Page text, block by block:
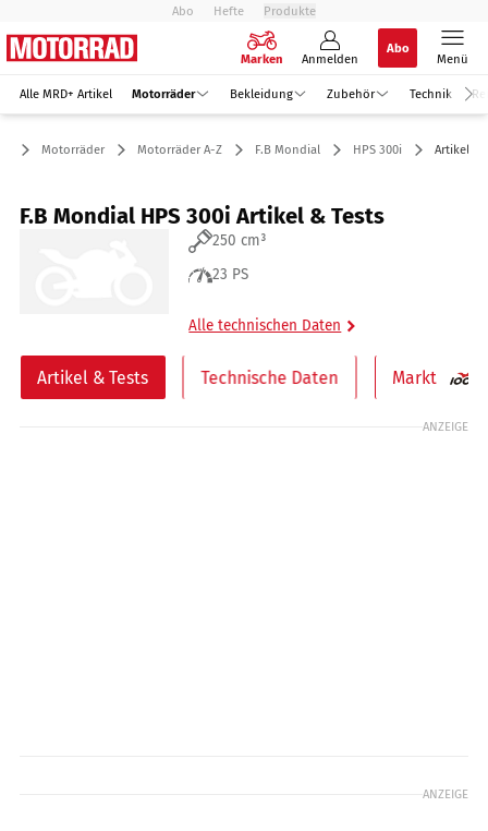
Abo Hefte Produkte
Marken Anmelden
Abo
Menü
Alle MRD+ Artikel Motorräder Bekleidung Zubehör Technik
Motorräder Motorräder A-Z F.B Mondial HPS 300i Artikel &
F.B Mondial HPS 300i Artikel & Tests
250 cm³
23 PS
Alle technischen Daten
Artikel & Tests Technische Daten Markt
ANZEIGE
ANZEIGE